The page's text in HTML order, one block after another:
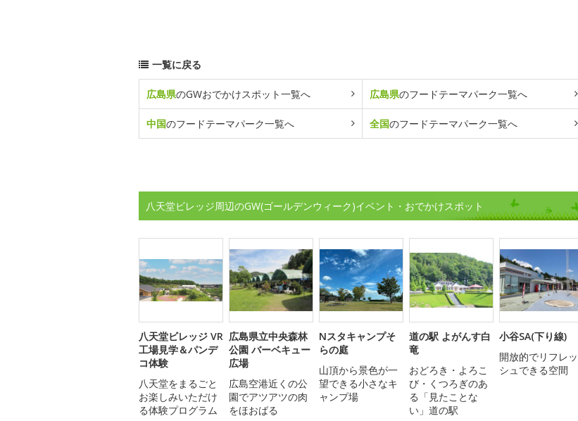
一覧に戻る
広島県のGWおでかけスポット一覧へ 広島県のフードテーマパーク一覧へ
中国のフードテーマパーク一覧へ 全国のフードテーマパーク一覧へ
八天堂ビレッジ周辺のGW(ゴールデンウィーク)イベント・おでかけスポット
八天堂ビレッジ VR
工場見学＆パンデ
コ体験
八天堂をまるごと
お楽しみいただけ
る体験プログラム
広島県立中央森林
公園 バーベキュー
広場
広島空港近くの公
園でアツアツの肉
をほおばる
Nスタキャンプそ
らの庭
山頂から景色が一
望できる小さなキ
ャンプ場
道の駅 よがんす白
竜
おどろき・よろこ
び・くつろぎのあ
る「見たことな
い」道の駅
小谷SA(下り線)
開放的でリフレッ
シュできる空間